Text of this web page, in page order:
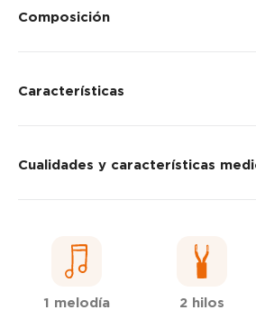
Composición
Características
Cualidades y características
1 melodía 2 hilos